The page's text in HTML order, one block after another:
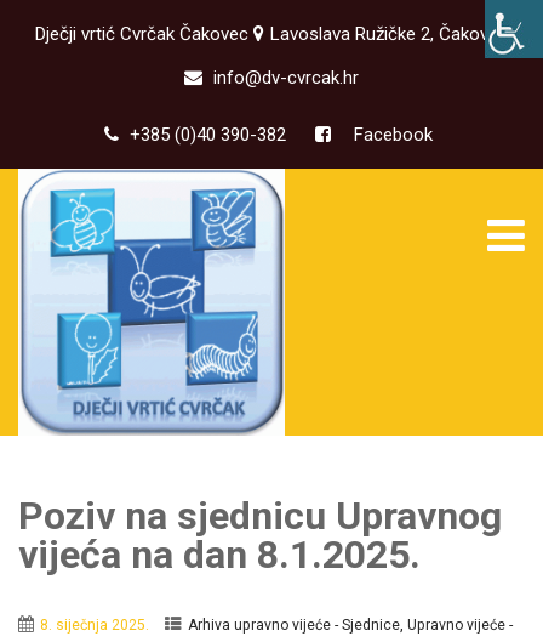
Dječji vrtić Cvrčak Čakovec
Lavoslava Ružičke 2, Čakovec
info@dv-cvrcak.hr
+385 (0)40 390-382 Facebook
Poziv na sjednicu Upravnog
vijeća na dan 8.1.2025.
8. siječnja 2025. Arhiva upravno vijeće - Sjednice Upravno vijeće -